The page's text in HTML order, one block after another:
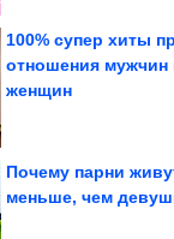
Куда пропал
100% супер хиты
отношения мужчин
женщин
Почему парни
меньше, чем